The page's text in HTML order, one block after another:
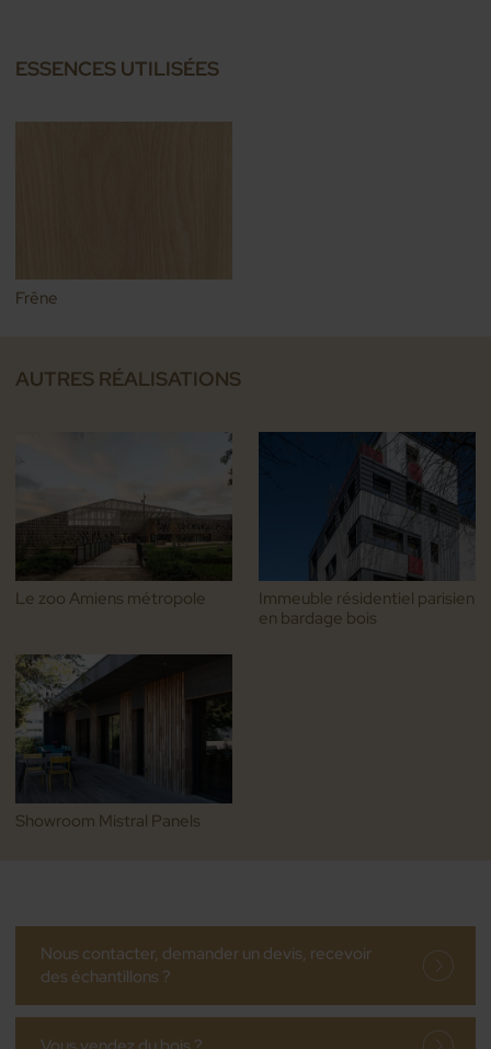
ESSENCES UTILISÉES
Frêne
AUTRES RÉALISATIONS
Le zoo Amiens métropole
Immeuble résidentiel parisien
en bardage bois
Showroom Mistral Panels
Nous contacter, demander un devis, recevoir
des échantillons ?